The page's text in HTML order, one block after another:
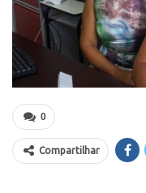
0
Compartilhar